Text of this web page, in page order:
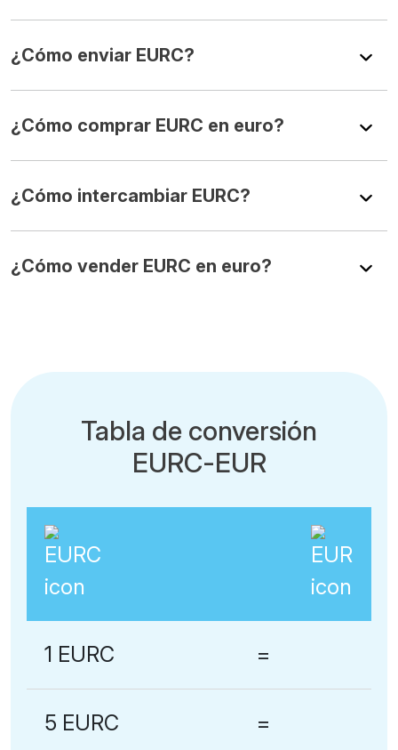
¿Cómo enviar EURC?
¿Cómo comprar EURC en euro?
¿Cómo intercambiar EURC?
¿Cómo vender EURC en euro?
Tabla de conversión
EURC-EUR
1 EURC =
5 EURC =